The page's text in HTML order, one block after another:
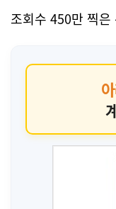
조회수 450만 찍은